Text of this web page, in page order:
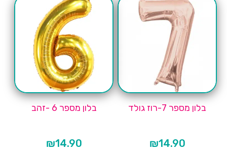
בלון מספר 7-רוז גולד
₪14.90
בלון מספר 6 -זהב
₪14.90